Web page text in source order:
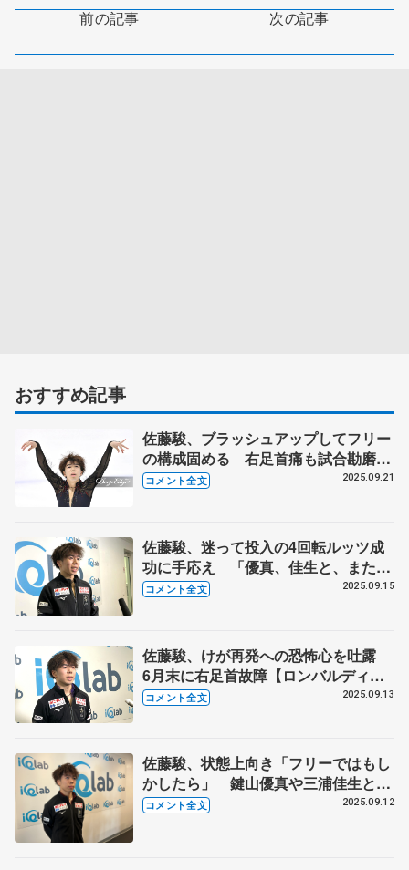
前の記事 次の記事
おすすめ記事
佐藤駿、ブラッシュアップしてフリー
の構成固める 右足首痛も試合勘磨く
ため東日本学生出場へ 【東京選手権
コメント全文 2025.09.21
佐藤駿、迷って投入の4回転ルッツ成
功に手応え 「優真、佳生と、また3
人でイタリアに戻ってこられるよう
コメント全文 2025.09.15
佐藤駿、けが再発への恐怖心を吐露
6月末に右足首故障【ロンバルディア
杯・男子SP後】
コメント全文 2025.09.13
佐藤駿、状態上向き「フリーではもし
かしたら」 鍵山優真や三浦佳生とは
食事「いろいろ話したり」 【ロンバ
コメント全文 2025.09.12